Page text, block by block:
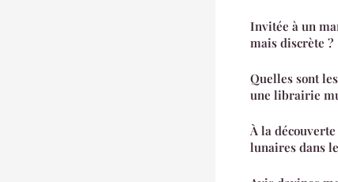
Invitée à un
mais discrète ?
Quelles sont
une librairie
À la
lunaires dans